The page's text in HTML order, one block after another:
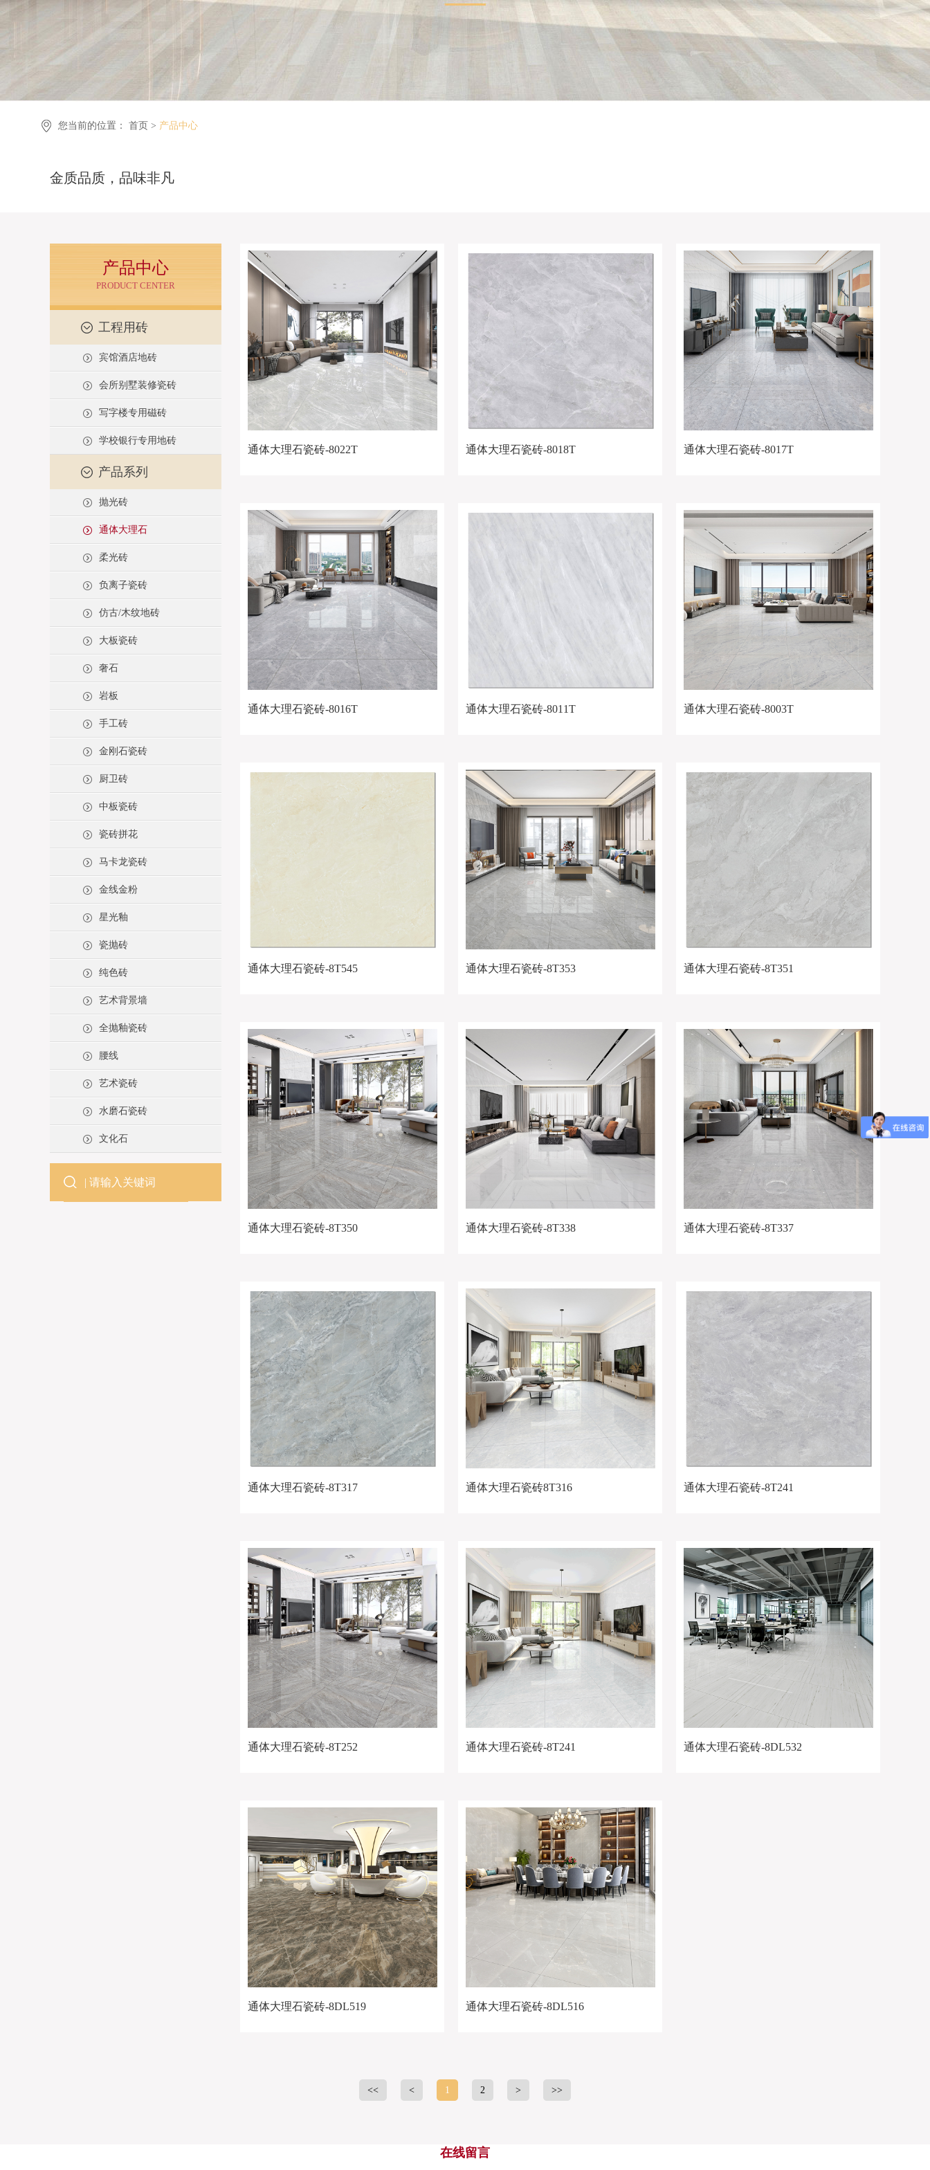
您当前的位置： 首页 > 产品中心
金质品质，品味非凡
产品中心
PRODUCT CENTER
工程用砖
宾馆酒店地砖
会所别墅装修瓷砖
写字楼专用磁砖
学校银行专用地砖
产品系列
抛光砖
通体大理石
柔光砖
负离子瓷砖
仿古/木纹地砖
大板瓷砖
奢石
岩板
手工砖
金刚石瓷砖
厨卫砖
中板瓷砖
瓷砖拼花
马卡龙瓷砖
金线金粉
星光釉
瓷抛砖
纯色砖
艺术背景墙
全抛釉瓷砖
腰线
艺术瓷砖
水磨石瓷砖
文化石
通体大理石瓷砖-8022T 通体大理石瓷砖-8018T 通体大理石瓷砖-8017T
通体大理石瓷砖-8016T 通体大理石瓷砖-8011T 通体大理石瓷砖-8003T
通体大理石瓷砖-8T545 通体大理石瓷砖-8T353 通体大理石瓷砖-8T351
通体大理石瓷砖-8T350 通体大理石瓷砖-8T338 通体大理石瓷砖-8T337
通体大理石瓷砖-8T317 通体大理石瓷砖8T316 通体大理石瓷砖-8T241
通体大理石瓷砖-8T252 通体大理石瓷砖-8T241 通体大理石瓷砖-8DL532
通体大理石瓷砖-8DL519 通体大理石瓷砖-8DL516
<< < 1 2 > >>
在线留言